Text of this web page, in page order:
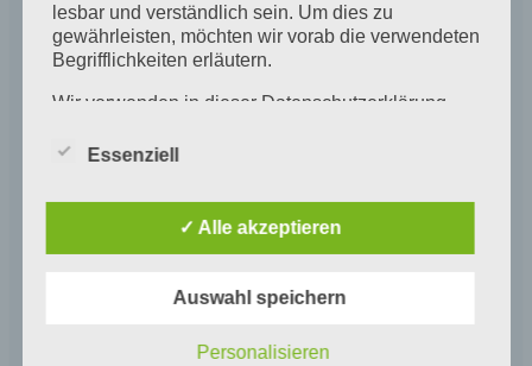
your IP address will be included in the reset email.
How long we retain your data
Suggested text:
comment and its metadata are retained indefinitely.
This is so we can recognize and approve any
follow-up comments automatically instead of
holding them in a moderation queue.
lesbar und verständlich sein. Um dies zu
gewährleisten, möchten wir vorab die verwendeten
Begrifflichkeiten erläutern.
Wir verwenden in dieser Datenschutzerklärung
a) personenbezogene Daten
Informationen, die sich auf eine identifizierte
oder identifizierbare natürliche Person (im
identifizierbar wird eine natürliche Person
insbesondere mittels Zuordnung zu einer
Essenziell
✓ Alle akzeptieren
Auswahl speichern
Personalisieren